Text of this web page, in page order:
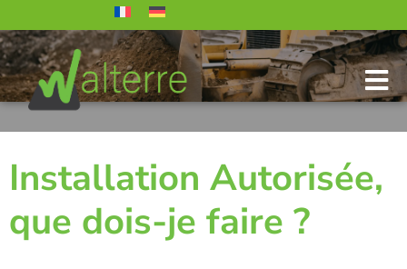
Installation Autorisée,
que dois-je faire ?